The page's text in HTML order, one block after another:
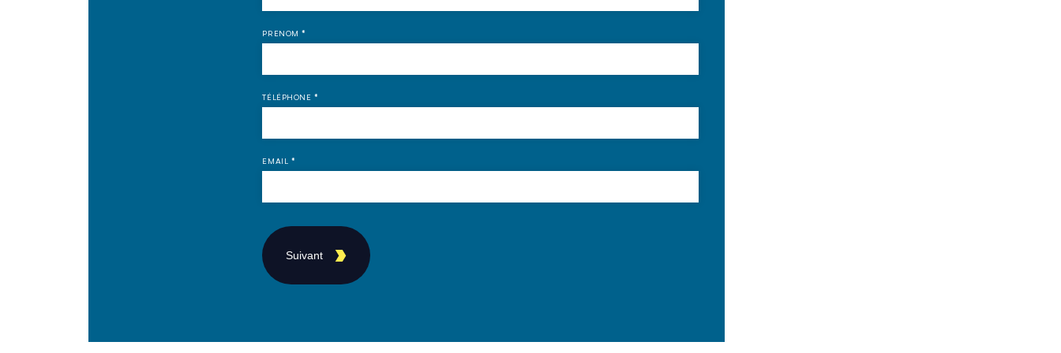
PRENOM*
TÉLÉPHONE *
EMAIL *
Suivant